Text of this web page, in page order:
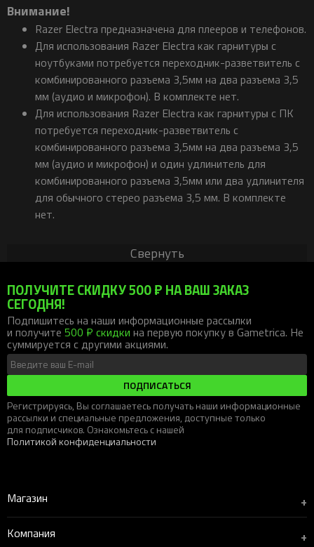
Внимание!
Razer Electra предназначена для плееров и телефонов.
Для использования Razer Electra как гарнитуры с
ноутбуками потребуется переходник-разветвитель с
комбинированного разъема 3,5мм на два разъема 3,5
мм (аудио и микрофон). В комплекте нет.
Для использования Razer Electra как гарнитуры с ПК
потребуется переходник-разветвитель с
комбинированного разъема 3,5мм на два разъема 3,5
мм (аудио и микрофон) и один удлинитель для
комбинированного разъема 3,5мм или два удлинителя
для обычного стерео разъема 3,5 мм. В комплекте
нет.
Свернуть
ПОЛУЧИТЕ СКИДКУ 500 ₽ НА ВАШ ЗАКАЗ
СЕГОДНЯ!
Подпишитесь на наши информационные рассылки
и получите 500 ₽ скидкина первую покупку в Gametrica. Не
суммируется с другими акциями.
ПОДПИСАТЬСЯ
Регистрируясь, Вы соглашаетесь получать наши информационные
рассылки и специальные предложения, доступные только
для подписчиков. Ознакомьтесь с нашей
Политикой конфиденциальности
Магазин +
Компания +